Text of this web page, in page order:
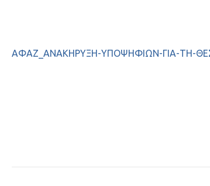
ΑΦΑΖ_ΑΝΑΚΗΡΥΞΗ-ΥΠΟΨΗΦΙΩΝ-ΓΙΑ-ΤΗ-